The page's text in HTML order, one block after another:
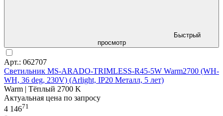
Быстрый
просмотр
Арт.: 062707
Светильник MS-ARADO-TRIMLESS-R45-5W Warm2700 (WH-
WH, 36 deg, 230V) (Arlight, IP20 Металл, 5 лет)
Warm | Тёплый 2700 K
Актуальная цена по запросу
4 14671